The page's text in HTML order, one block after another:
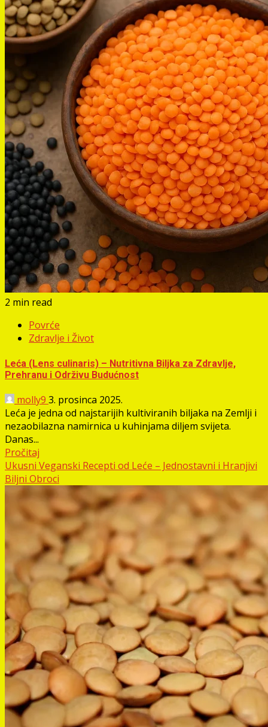
2 min read
Povrće
Zdravlje i Život
Leća (Lens culinaris) – Nutritivna Biljka za Zdravlje,
Prehranu i Održivu Budućnost
molly9 3. prosinca 2025.
Leća je jedna od najstarijih kultiviranih biljaka na Zemlji i
nezaobilazna namirnica u kuhinjama diljem svijeta.
Danas...
Pročitaj
Ukusni Veganski Recepti od Leće – Jednostavni i Hranjivi
Biljni Obroci